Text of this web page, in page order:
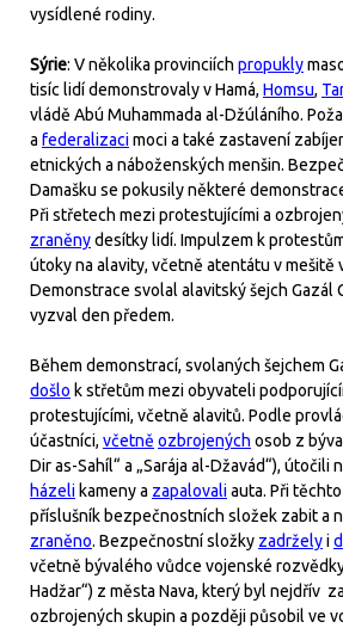
vysídlené rodiny.
Sýrie: V několika provinciích propukly
tisíc lidí demonstrovaly v Hamá, Homsu,
vládě Abú Muhammada al-Džúláního.
a federalizacimoci a také zastavení
etnických a náboženských menšin.
Damašku se pokusily některé
Při střetech mezi protestujícími a
zraněnydesítky lidí. Impulzem k
útoky na alavity, včetně atentátu v mešitě
Demonstrace svolal alavitský šejch Gazál
vyzval den předem.
Během demonstrací, svolaných šejchem
došlo k střetům mezi obyvateli
protestujícími, včetně alavitů. Podle
účastníci, včetně ozbrojených osob z
Dir as-Sahíl“ a „Sarája al-Džavád“), útočili
házeli kameny a zapalovaliauta. Při
příslušník bezpečnostních složek zabit a
zraněno. Bezpečnostní složky zadrželyi
včetně bývalého vůdce vojenské
Hadžar“) z města Nava, který byl nejdřív
ozbrojených skupin a později působil ve